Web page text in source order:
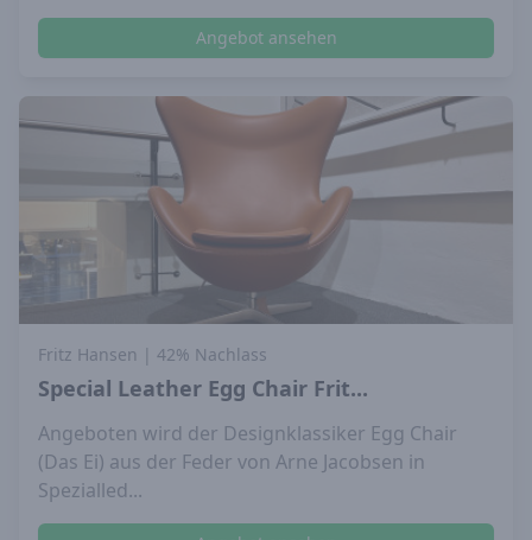
Angebot ansehen
Fritz Hansen | 42% Nachlass
Special Leather Egg Chair Frit...
Angeboten wird der Designklassiker Egg Chair
(Das Ei) aus der Feder von Arne Jacobsen in
Spezialled...